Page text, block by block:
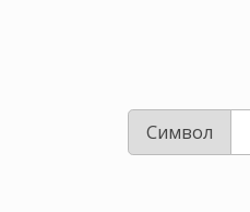
Символ